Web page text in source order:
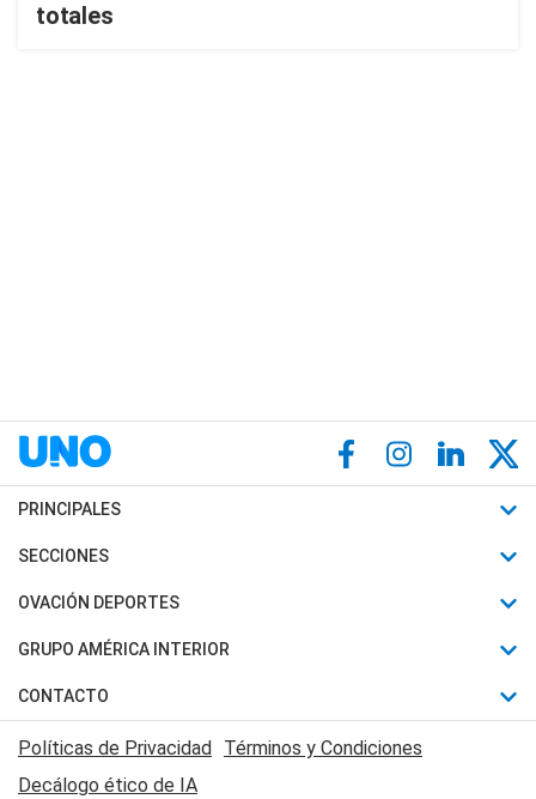
totales
PRINCIPALES
Últimas Noticias
Política
Judiciales
Economia
SECCIONES
Horóscopo
Motores
Trucos caseros
Series y Películas
Edictos y Solicitadas
OVACIÓN DEPORTES
Fútbol
Mundial
Automovilismo
Rugby
GRUPO AMÉRICA INTERIOR
Canal 7 en Vivo
CONTACTO
Acerca de Nosotros
Contactanos
Políticas de Privacidad Términos y Condiciones
Decálogo ético de IA